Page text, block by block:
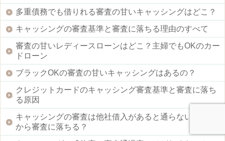
多重債務でも借りれる審査の甘いキャッシングはどこ？
キャッシングの審査基準と審査に落ちる理由のすべて
審査の甘いレディースローンはどこ？主婦でもOKのカー
ドローン
ブラックOKの審査の甘いキャッシングはあるの？
クレジットカードのキャッシング審査基準と審査に落ち
る原因
キャッシングの審査は他社借入があると通らない？何件
から審査に落ちる？